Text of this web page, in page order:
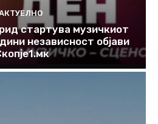
стартува музичкиот
независност објави